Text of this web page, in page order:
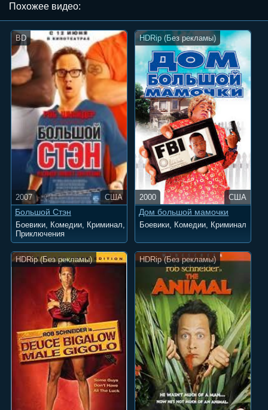
Похожee видео:
Большой Стэн
Боевики, Комедии, Криминал,
Приключения
BD
США
2007
Дом большой мамочки
Боевики, Комедии, Криминал
HDRip (Без рекламы)
США
2000
HDRip (Без рекламы) HDRip (Без рекламы)